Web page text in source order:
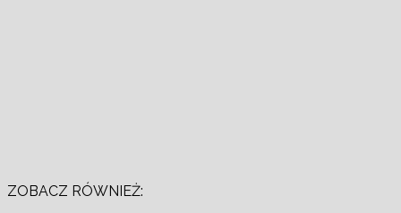
ZOBACZ RÓWNIEŻ: